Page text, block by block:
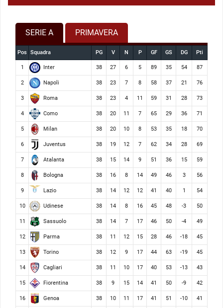
SERIE A PRIMAVERA
Pos Squadra PG V N P GF GS DG Pti
1 Inter 38 27 6 5 89 35 54 87
2 Napoli 38 23 7 8 58 37 21 76
3 Roma 38 23 4 11 59 31 28 73
4 Como 38 20 11 7 65 29 36 71
5 Milan 38 20 10 8 53 35 18 70
6 Juventus 38 19 12 7 62 34 28 69
7 Atalanta 38 15 14 9 51 36 15 59
8 Bologna 38 16 8 14 49 46 3 56
9 Lazio 38 14 12 12 41 40 1 54
10 Udinese 38 14 8 16 45 48 -3 50
11 Sassuolo 38 14 7 17 46 50 -4 49
12 Parma 38 11 12 15 28 46 -18 45
13 Torino 38 12 9 17 44 63 -19 45
14 Cagliari 38 11 10 17 40 53 -13 43
15 Fiorentina 38 9 15 14 41 50 -9 42
16 Genoa 38 10 11 17 41 51 -10 41